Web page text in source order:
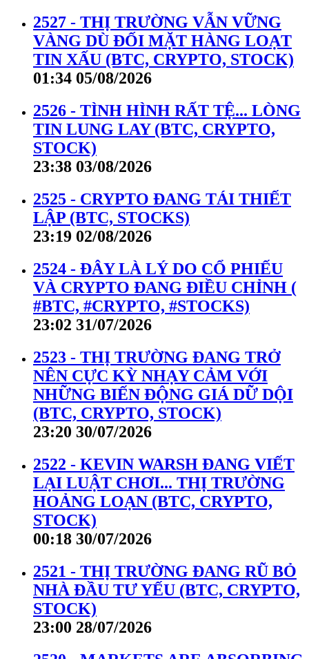
2527 - THỊ TRƯỜNG VẪN VỮNG
VÀNG DÙ ĐỐI MẶT HÀNG LOẠT
TIN XẤU (BTC, CRYPTO, STOCK)
01:34 05/08/2026
2526 - TÌNH HÌNH RẤT TỆ... LÒNG
TIN LUNG LAY (BTC, CRYPTO,
STOCK)
23:38 03/08/2026
2525 - CRYPTO ĐANG TÁI THIẾT
LẬP (BTC, STOCKS)
23:19 02/08/2026
2524 - ĐÂY LÀ LÝ DO CỔ PHIẾU
VÀ CRYPTO ĐANG ĐIỀU CHỈNH (
#BTC, #CRYPTO, #STOCKS)
23:02 31/07/2026
2523 - THỊ TRƯỜNG ĐANG TRỞ
NÊN CỰC KỲ NHẠY CẢM VỚI
NHỮNG BIẾN ĐỘNG GIÁ DỮ DỘI
(BTC, CRYPTO, STOCK)
23:20 30/07/2026
2522 - KEVIN WARSH ĐANG VIẾT
LẠI LUẬT CHƠI... THỊ TRƯỜNG
HOẢNG LOẠN (BTC, CRYPTO,
STOCK)
00:18 30/07/2026
2521 - THỊ TRƯỜNG ĐANG RŨ BỎ
NHÀ ĐẦU TƯ YẾU (BTC, CRYPTO,
STOCK)
23:00 28/07/2026